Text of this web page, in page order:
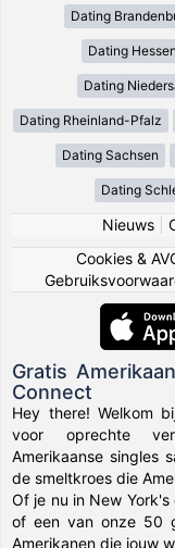
Dating
Dating Hessen
Dating
Dating Rheinland-Pfalz
Dating Sachsen
Dating
Nieuws|
Cookies &
Gratis
Connect
Hey there! Welkom
voor oprechte
Amerikaanse singles
de smeltkroes die
Of je nu in New
of een van onze 50
Amerikanen die jouw